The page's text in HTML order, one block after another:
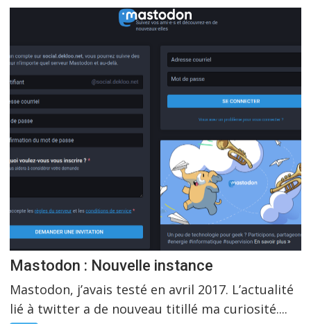
Mastodon : Nouvelle instance
Mastodon, j’avais testé en avril 2017. L’actualité
lié à twitter a de nouveau titillé ma curiosité....